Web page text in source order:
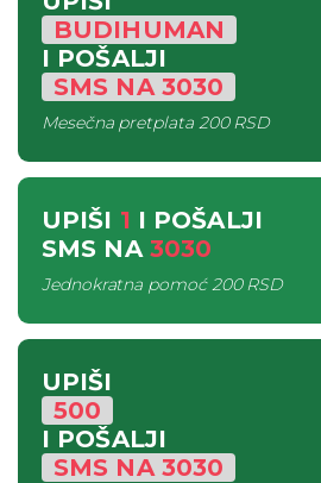
BUDIHUMAN
I POŠALJI
SMS NA3030
Mesečna pretplata200 RSD
UPIŠI 1 I POŠALJI
SMS NA 3030
Jednokratna pomoć200 RSD
UPIŠI
500
I POŠALJI
SMS NA3030